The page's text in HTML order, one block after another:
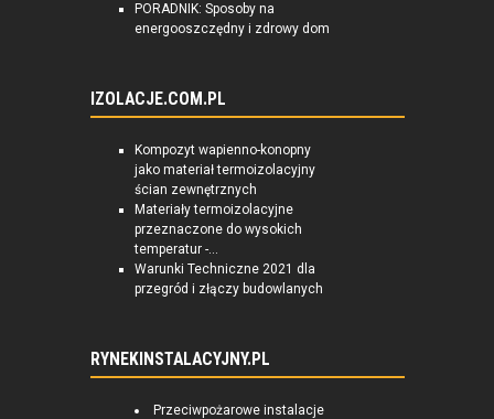
PORADNIK: Sposoby na
energooszczędny i zdrowy dom
IZOLACJE.COM.PL
Kompozyt wapienno-konopny
jako materiał termoizolacyjny
ścian zewnętrznych
Materiały termoizolacyjne
przeznaczone do wysokich
temperatur -...
Warunki Techniczne 2021 dla
przegród i złączy budowlanych
RYNEKINSTALACYJNY.PL
Przeciwpożarowe instalacje